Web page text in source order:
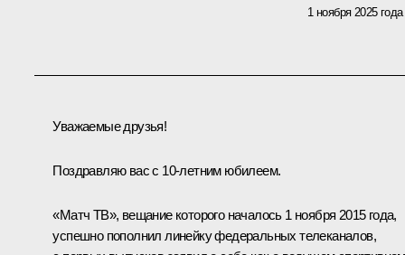
1 ноября 2025 года
Уважаемые друзья!
Поздравляю вас с 10-летним юбилеем.
«Матч ТВ», вещание которого началось 1 ноября 2015 года,
успешно пополнил линейку федеральных телеканалов,